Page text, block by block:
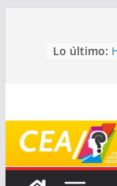
Lo último: